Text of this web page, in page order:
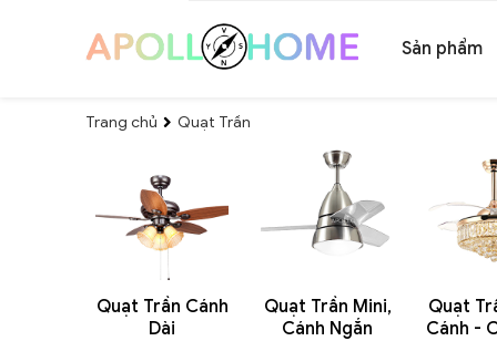
Sản phẩm
Trang chủ Quạt Trần
Quạt Trần Cánh
Dài
Quạt Trần Mini,
Cánh Ngắn
Quạt
Cánh -